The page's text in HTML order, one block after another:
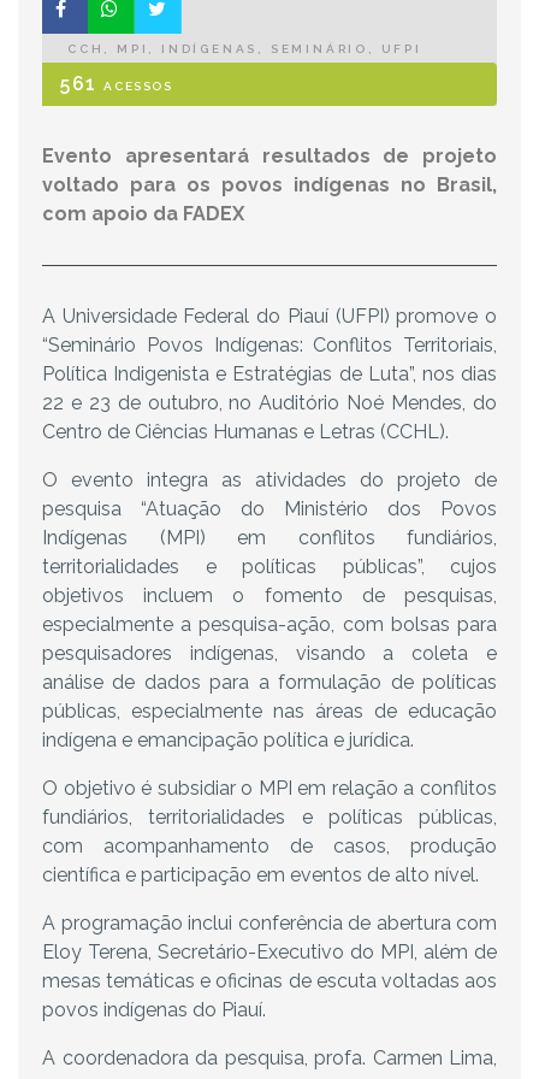
CCH, MPI, INDÍGENAS, SEMINÁRIO, UFPI
561 ACESSOS
Evento apresentará resultados de projeto
voltado para os povos indígenas no Brasil,
com apoio da FADEX
A Universidade Federal do Piauí (UFPI) promove o
“Seminário Povos Indígenas: Conflitos Territoriais,
Política Indigenista e Estratégias de Luta”, nos dias
22 e 23 de outubro, no Auditório Noé Mendes, do
Centro de Ciências Humanas e Letras (CCHL).
O evento integra as atividades do projeto de
pesquisa “Atuação do Ministério dos Povos
Indígenas (MPI) em conflitos fundiários,
territorialidades e políticas públicas”, cujos
objetivos incluem o fomento de pesquisas,
especialmente a pesquisa-ação, com bolsas para
pesquisadores indígenas, visando a coleta e
análise de dados para a formulação de políticas
públicas, especialmente nas áreas de educação
indígena e emancipação política e jurídica.
O objetivo é subsidiar o MPI em relação a conflitos
fundiários, territorialidades e políticas públicas,
com acompanhamento de casos, produção
científica e participação em eventos de alto nível.
A programação inclui conferência de abertura com
Eloy Terena, Secretário-Executivo do MPI, além de
mesas temáticas e oficinas de escuta voltadas aos
povos indígenas do Piauí.
A coordenadora da pesquisa, profa. Carmen Lima,